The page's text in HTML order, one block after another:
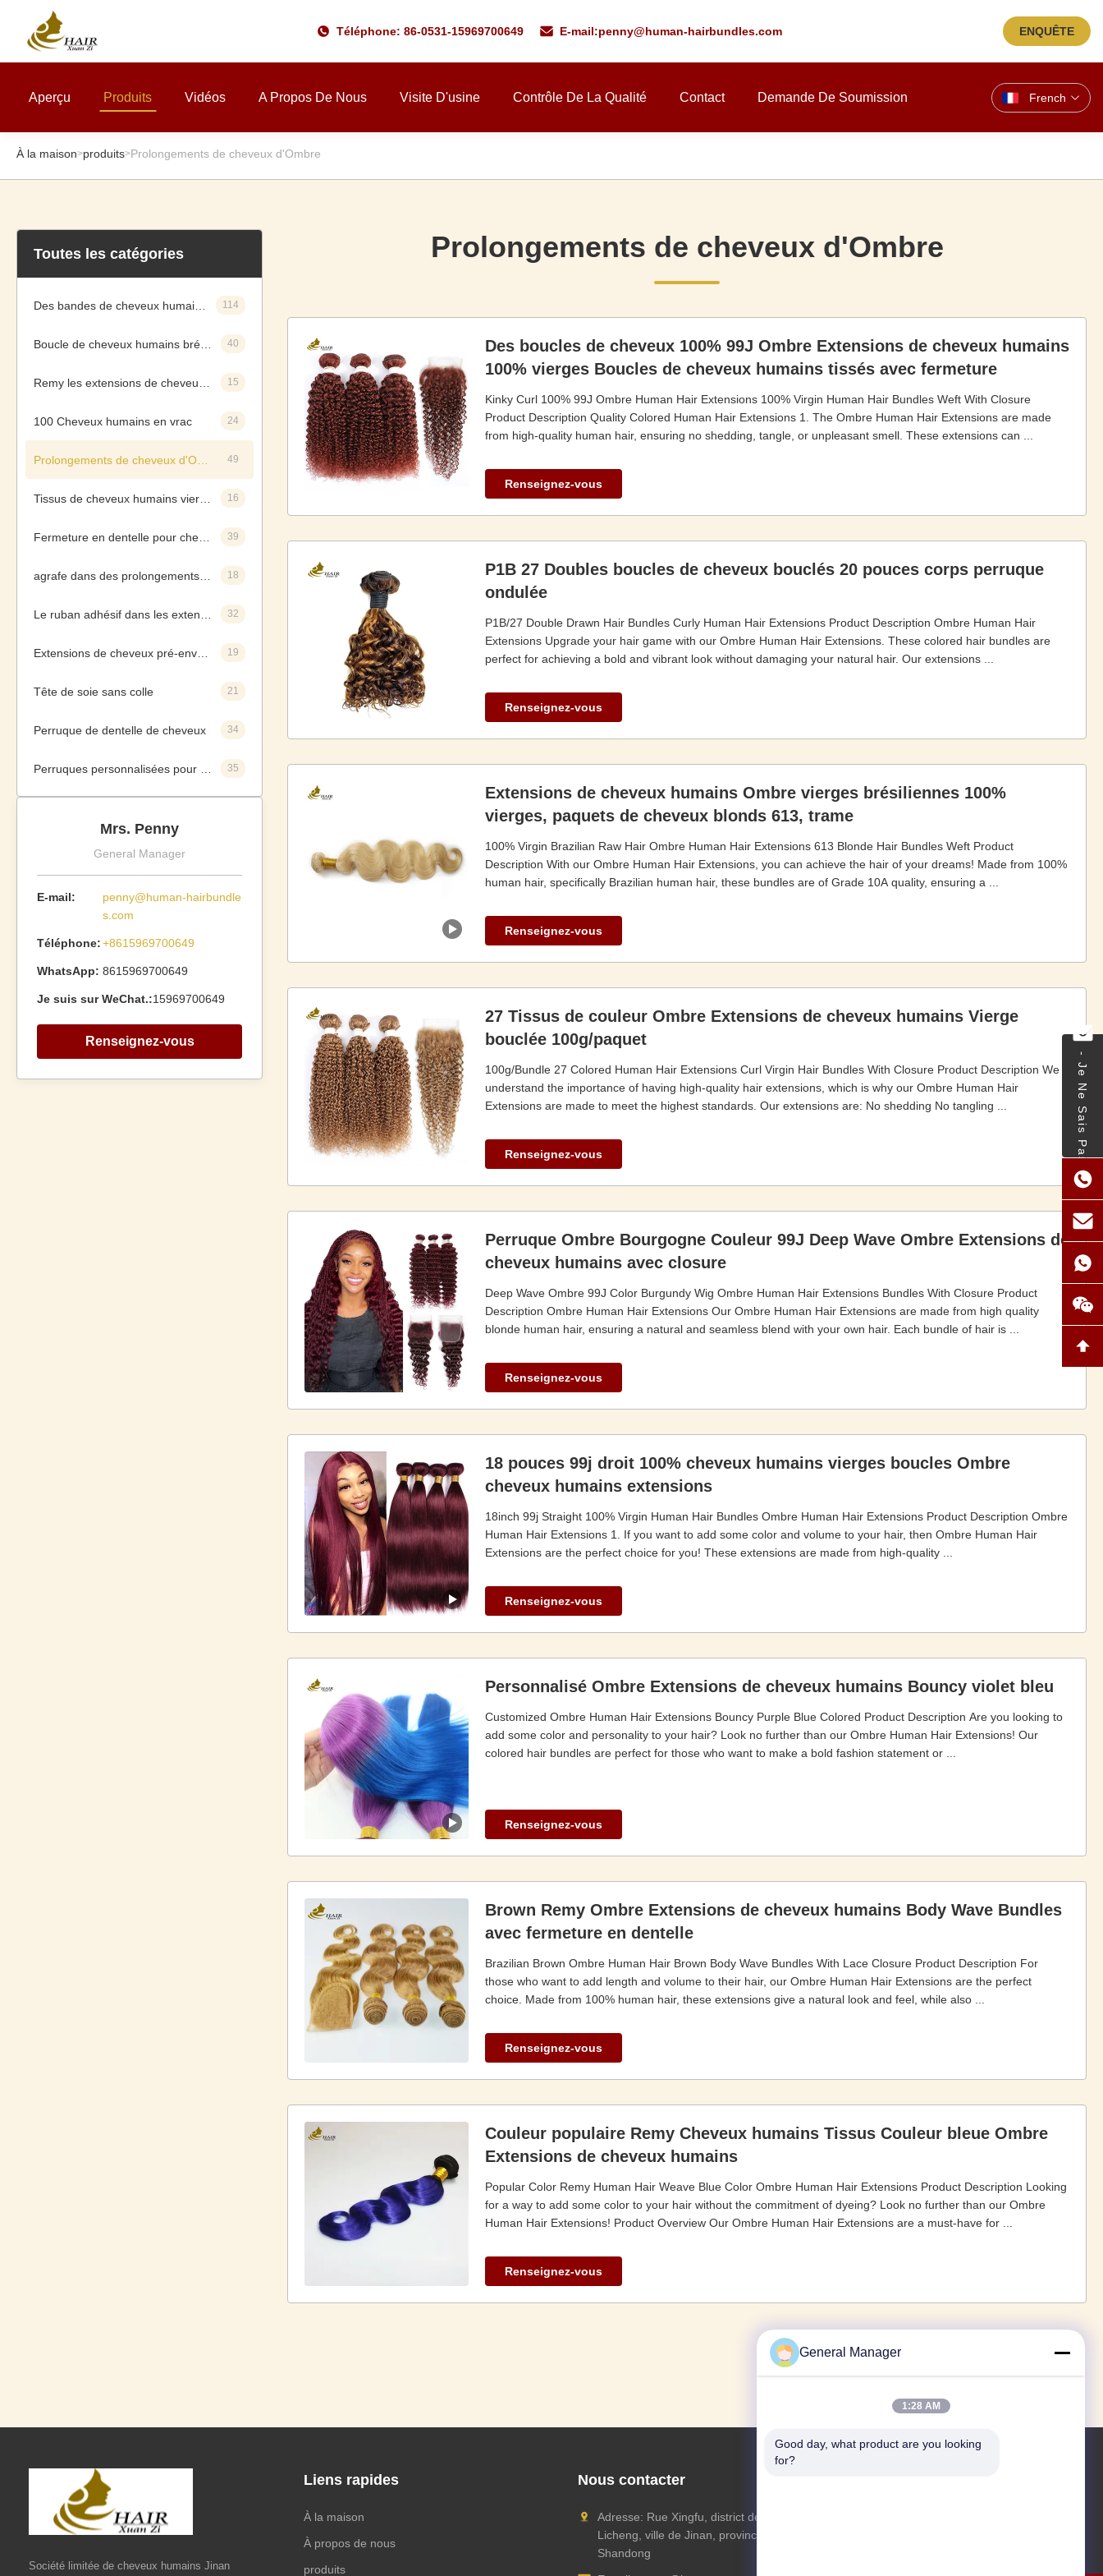
Téléphone: 86-0531-15969700649 E-mail:penny@human-hairbundles.com ENQUÊTE
Aperçu Produits Vidéos A Propos De Nous Visite D'usine Contrôle De La Qualité Contact Demande De Soumission French
- Je Ne Sais Pas.
À la maison>produits>Prolongements de cheveux d'Ombre
Toutes les catégories
114
40
15
100 Cheveux humains en vrac 24
49
16
39
18
32
19
Tête de soie sans colle 21
Perruque de dentelle de cheveux 34
35
Mrs. Penny
General Manager
E-mail:
penny@human-hairbundle
s.com
Téléphone:+8615969700649
WhatsApp: 8615969700649
Je suis sur WeChat.:15969700649
Renseignez-vous
Prolongements de cheveux d'Ombre
Des boucles de cheveux 100% 99J Ombre Extensions de cheveux humains
100% vierges Boucles de cheveux humains tissés avec fermeture
Kinky Curl 100% 99J Ombre Human Hair Extensions 100% Virgin Human Hair Bundles Weft With Closure
Product Description Quality Colored Human Hair Extensions 1. The Ombre Human Hair Extensions are made
from high-quality human hair, ensuring no shedding, tangle, or unpleasant smell. These extensions can ...
Renseignez-vous
P1B 27 Doubles boucles de cheveux bouclés 20 pouces corps perruque
ondulée
P1B/27 Double Drawn Hair Bundles Curly Human Hair Extensions Product Description Ombre Human Hair
Extensions Upgrade your hair game with our Ombre Human Hair Extensions. These colored hair bundles are
perfect for achieving a bold and vibrant look without damaging your natural hair. Our extensions ...
Renseignez-vous
Extensions de cheveux humains Ombre vierges brésiliennes 100%
vierges, paquets de cheveux blonds 613, trame
100% Virgin Brazilian Raw Hair Ombre Human Hair Extensions 613 Blonde Hair Bundles Weft Product
Description With our Ombre Human Hair Extensions, you can achieve the hair of your dreams! Made from 100%
human hair, specifically Brazilian human hair, these bundles are of Grade 10A quality, ensuring a ...
Renseignez-vous
27 Tissus de couleur Ombre Extensions de cheveux humains Vierge
bouclée 100g/paquet
100g/Bundle 27 Colored Human Hair Extensions Curl Virgin Hair Bundles With Closure Product Description We
understand the importance of having high-quality hair extensions, which is why our Ombre Human Hair
Extensions are made to meet the highest standards. Our extensions are: No shedding No tangling ...
Renseignez-vous
Perruque Ombre Bourgogne Couleur 99J Deep Wave Ombre Extensions de
cheveux humains avec closure
Deep Wave Ombre 99J Color Burgundy Wig Ombre Human Hair Extensions Bundles With Closure Product
Description Ombre Human Hair Extensions Our Ombre Human Hair Extensions are made from high quality
blonde human hair, ensuring a natural and seamless blend with your own hair. Each bundle of hair is ...
Renseignez-vous
18 pouces 99j droit 100% cheveux humains vierges boucles Ombre
cheveux humains extensions
18inch 99j Straight 100% Virgin Human Hair Bundles Ombre Human Hair Extensions Product Description Ombre
Human Hair Extensions 1. If you want to add some color and volume to your hair, then Ombre Human Hair
Extensions are the perfect choice for you! These extensions are made from high-quality ...
Renseignez-vous
Personnalisé Ombre Extensions de cheveux humains Bouncy violet bleu
Customized Ombre Human Hair Extensions Bouncy Purple Blue Colored Product Description Are you looking to
add some color and personality to your hair? Look no further than our Ombre Human Hair Extensions! Our
colored hair bundles are perfect for those who want to make a bold fashion statement or ...
Renseignez-vous
Brown Remy Ombre Extensions de cheveux humains Body Wave Bundles
avec fermeture en dentelle
Brazilian Brown Ombre Human Hair Brown Body Wave Bundles With Lace Closure Product Description For
those who want to add length and volume to their hair, our Ombre Human Hair Extensions are the perfect
choice. Made from 100% human hair, these extensions give a natural look and feel, while also ...
Renseignez-vous
Couleur populaire Remy Cheveux humains Tissus Couleur bleue Ombre
Extensions de cheveux humains
Popular Color Remy Human Hair Weave Blue Color Ombre Human Hair Extensions Product Description Looking
for a way to add some color to your hair without the commitment of dyeing? Look no further than our Ombre
Human Hair Extensions! Product Overview Our Ombre Human Hair Extensions are a must-have for ...
Renseignez-vous
Société limitée de cheveux humains Jinan
Liens rapides
À la maison
À propos de nous
produits
Nous contacter
Adresse: Rue Xingfu, district de
Licheng, ville de Jinan, province du
Shandong
General Manager
1:28 AM
Good day, what product are you looking
for?